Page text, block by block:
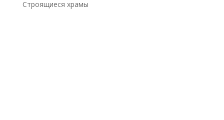
Строящиеся храмы